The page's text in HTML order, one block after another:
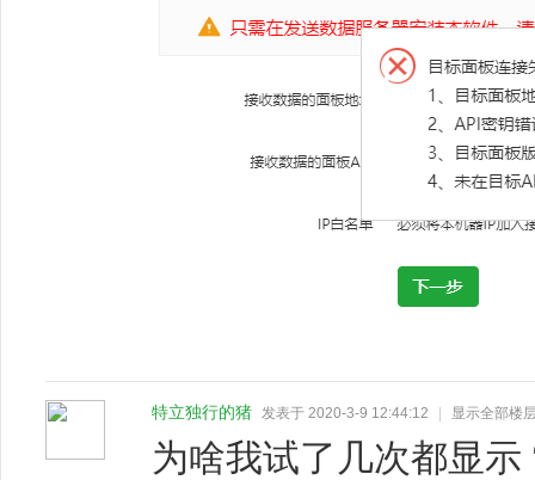
特立独行的猪 发表于 2020-3-9 12:44:12 显示全部楼
为啥我试了几次都显示